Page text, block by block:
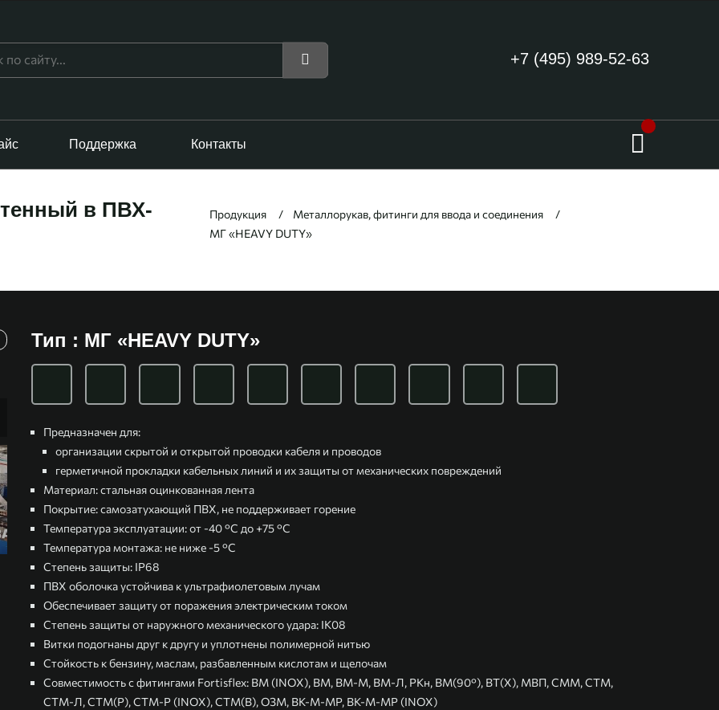
+7 (495) 989-52-63
Поддержка Контакты
в ПВХ-
Продукция
Металлорукав, фитинги для ввода и соединения
МГ «HEAVY DUTY»
Тип : МГ «HEAVY DUTY»
Предназначен для:
организации скрытой и открытой проводки кабеля и проводов
герметичной прокладки кабельных линий и их защиты от механических повреждений
Материал: стальная оцинкованная лента
Покрытие: самозатухающий ПВХ, не поддерживает горение
Температура эксплуатации: от -40 °С до +75 °С
Температура монтажа: не ниже -5 °С
Степень защиты: IP68
ПВХ оболочка устойчива к ультрафиолетовым лучам
Обеспечивает защиту от поражения электрическим током
Степень защиты от наружного механического удара: IK08
Витки подогнаны друг к другу и уплотнены полимерной нитью
Стойкость к бензину, маслам, разбавленным кислотам и щелочам
Совместимость с фитингами Fortisflex: ВМ (INOX), ВМ, ВМ-М, ВМ-Л, РКн, ВМ(90°), ВТ(Х), МВП, СММ, СТМ,
СТМ-Л, СТМ(Р), СТМ-Р (INOX), СТМ(В), ОЗМ, ВК-М-МР, ВК-М-МР (INOX)